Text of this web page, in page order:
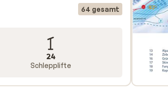
64 gesamt
24
Schlepplifte